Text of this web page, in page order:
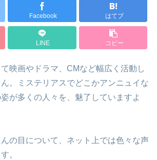
Facebook はてブ
LINE コピー
映画やドラマ、CMなど幅広く活動し
。ミステリアスでどこかアンニュイな
が多くの人々を、魅了していますよ
の目について、ネット上では色々な声
。